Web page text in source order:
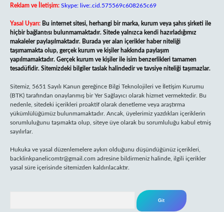
Reklam ve İletişim: Skype: live:.cid.575569c608265c69
Yasal Uyarı: Bu internet sitesi, herhangi bir marka, kurum veya şahıs şirketi ile
hiçbir bağlantısı bulunmamaktadır. Sitede yalnızca kendi hazırladığımız
makaleler paylaşılmaktadır. Burada yer alan içerikler haber niteliği
taşımamakta olup, gerçek kurum ve kişiler hakkında paylaşım
yapılmamaktadır. Gerçek kurum ve kişiler ile isim benzerlikleri tamamen
tesadüfidir. Sitemizdeki bilgiler taslak halindedir ve tavsiye niteliği taşımazlar.
Sitemiz, 5651 Sayılı Kanun gereğince Bilgi Teknolojileri ve İletişim Kurumu
(BTK) tarafından onaylanmış bir Yer Sağlayıcı olarak hizmet vermektedir. Bu
nedenle, sitedeki içerikleri proaktif olarak denetleme veya araştırma
yükümlülüğümüz bulunmamaktadır. Ancak, üyelerimiz yazdıkları içeriklerin
sorumluluğunu taşımakta olup, siteye üye olarak bu sorumluluğu kabul etmiş
sayılırlar.
Hukuka ve yasal düzenlemelere aykırı olduğunu düşündüğünüz içerikleri,
backlinkpanelicomtr@gmail.com adresine bildirmeniz halinde, ilgili içerikler
yasal süre içerisinde sitemizden kaldırılacaktır.